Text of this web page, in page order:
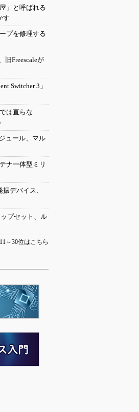
」と呼ばれる
す
プを修理する
旧Freescaleが
Switcher 3」
は直らな
ュール、マル
ナ一体型ミリ
デバイス、
プセット、ル
11～30位はこちら